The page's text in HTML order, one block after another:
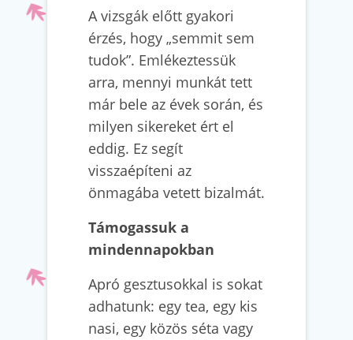
A vizsgák előtt gyakori
érzés, hogy „semmit sem
tudok”. Emlékeztessük
arra, mennyi munkát tett
már bele az évek során, és
milyen sikereket ért el
eddig. Ez segít
visszaépíteni az
önmagába vetett bizalmát.
Támogassuk a
mindennapokban
Apró gesztusokkal is sokat
adhatunk: egy tea, egy kis
nasi, egy közös séta vagy